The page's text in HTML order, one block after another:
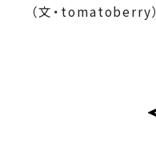
（文・tomatoberry）